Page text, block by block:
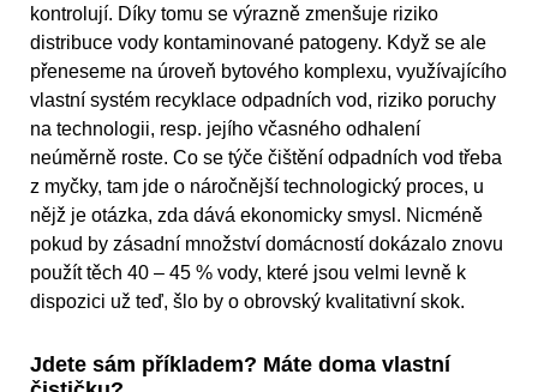
kontrolují. Díky tomu se výrazně zmenšuje riziko
distribuce vody kontaminované patogeny. Když se ale
přeneseme na úroveň bytového komplexu, využívajícího
vlastní systém recyklace odpadních vod, riziko poruchy
na technologii, resp. jejího včasného odhalení
neúměrně roste. Co se týče čištění odpadních vod třeba
z myčky, tam jde o náročnější technologický proces, u
nějž je otázka, zda dává ekonomicky smysl. Nicméně
pokud by zásadní množství domácností dokázalo znovu
použít těch 40 – 45 % vody, které jsou velmi levně k
dispozici už teď, šlo by o obrovský kvalitativní skok.
Jdete sám příkladem? Máte doma vlastní